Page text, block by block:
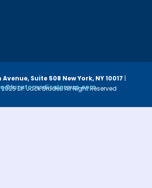
Dr. Jack Bruder. All Right Reserved
Avenue, Suite 508 New York, NY 10017 |